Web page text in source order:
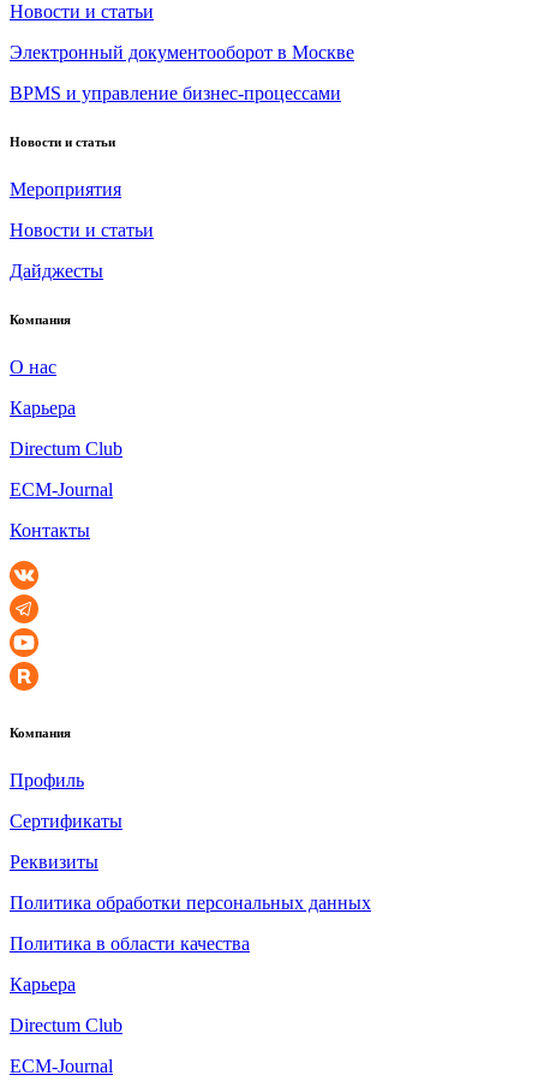
Новости и статьи
Электронный документооборот в Москве
BPMS и управление бизнес-процессами
Новости и статьи
Мероприятия
Новости и статьи
Дайджесты
Компания
О нас
Карьера
Directum Club
ECM-Journal
Контакты
Компания
Профиль
Сертификаты
Реквизиты
Политика обработки персональных данных
Политика в области качества
Карьера
Directum Club
ECM-Journal